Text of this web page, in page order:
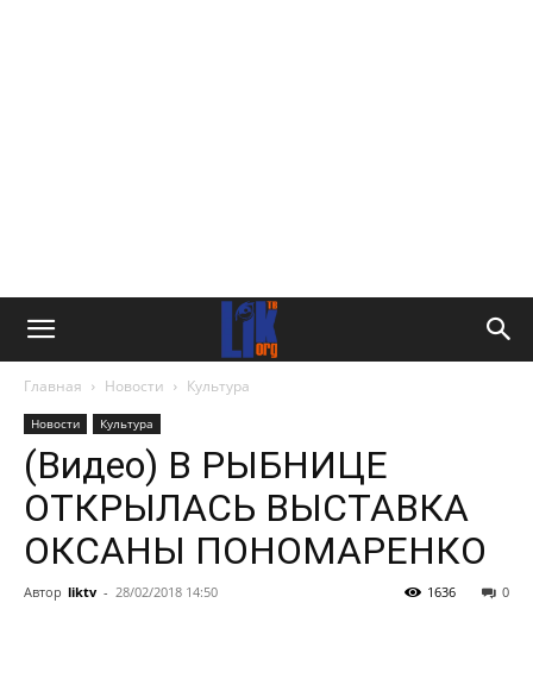
Главная Новости Культура
Новости Культура
(Видео) В РЫБНИЦЕ
ОТКРЫЛАСЬ ВЫСТАВКА
ОКСАНЫ ПОНОМАРЕНКО
Автор liktv - 28/02/2018 14:50 0
1636